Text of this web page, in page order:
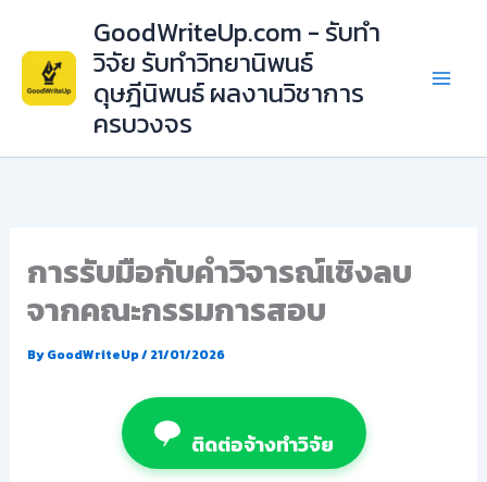
content
GoodWriteUp.com - รับทำ
วิจัย รับทำวิทยานิพนธ์
ดุษฎีนิพนธ์ ผลงานวิชาการ
ครบวงจร
การรับมือกับคำวิจารณ์เชิงลบ
จากคณะกรรมการสอบ
ByGoodWriteUp/21/01/2026
ติดต่อจ้างทำวิจัย